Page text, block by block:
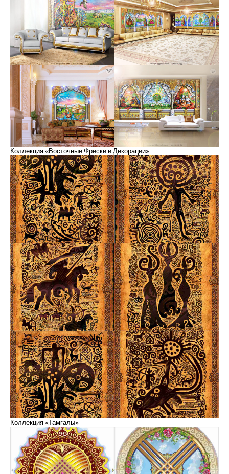
Коллекция «Восточные Фрески и Декорации»
Коллекция «Тамгалы»